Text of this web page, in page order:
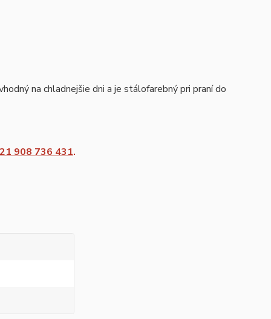
na chladnejšie dni a je stálofarebný pri praní do
908 736 431.